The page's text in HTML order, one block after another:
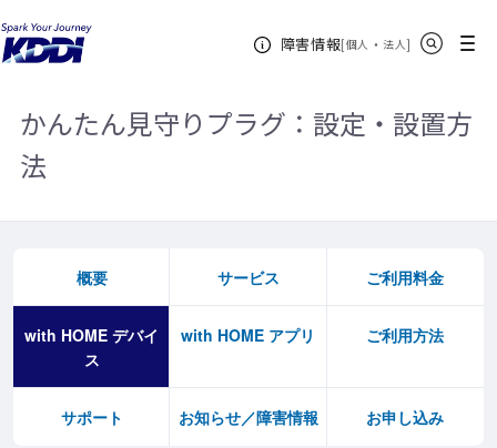
障害情報[個人 ・ 法人新規ウィンドウ
]
メニュー
KDDIホーム
ラグ
設定・設置方法
かんたん見守りプラグ：設定・設置方
法
概要 サービス ご利用料金
with HOME デバイ
ス
with HOME アプリ ご利用方法
サポート お知らせ／障害情報 お申し込み